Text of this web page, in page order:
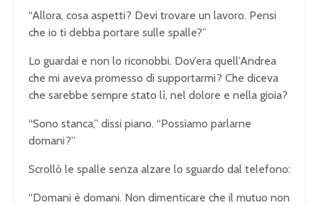
“Allora, cosa aspetti? Devi trovare un lavoro. Pensi
che io ti debba portare sulle spalle?”
Lo guardai e non lo riconobbi. Dov’era quell’Andrea
che mi aveva promesso di supportarmi? Che diceva
che sarebbe sempre stato lì, nel dolore e nella gioia?
“Sono stanca,” dissi piano. “Possiamo parlarne
domani?”
Scrollò le spalle senza alzare lo sguardo dal telefono:
“Domani è domani. Non dimenticare che il mutuo non